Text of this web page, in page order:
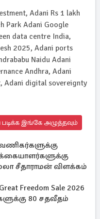
Adani Rs 1 lakh
Park Adani Google
data centre India,
2025, Adani ports
Naidu Adani
Andhra, Adani
Adani digital sovereignty
இங்கே அழுத்தவும்
சீதாராமன் விளக்கம்
Freedom Sale 2026
80 சதவீதம்